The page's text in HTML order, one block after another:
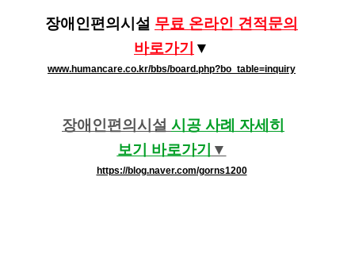
장애인편의시설 무료 온라인 견적문의
바로가기​ ​​▼
www.humancare.co.kr/bbs/board.php?bo_table=inquiry
장애인편의시설 시공 사례 자세히
보기
바로가기 ​​▼
https://blog.naver.com/gorns1200